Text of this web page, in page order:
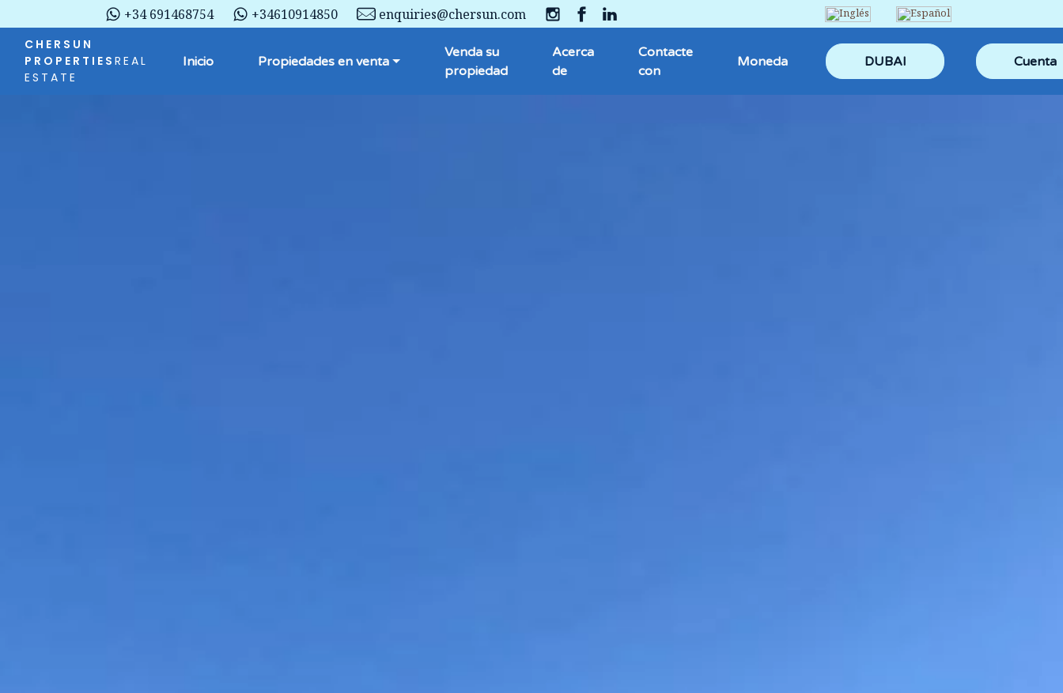
+34 691468754 +34610914850 enquiries@chersun.com
CHERSUN
PROPERTIES REAL
ESTATE
Inicio Propiedades en venta
Venda su
propiedad
Acerca
de
Contacte
con
Moneda DUBAI Cuenta